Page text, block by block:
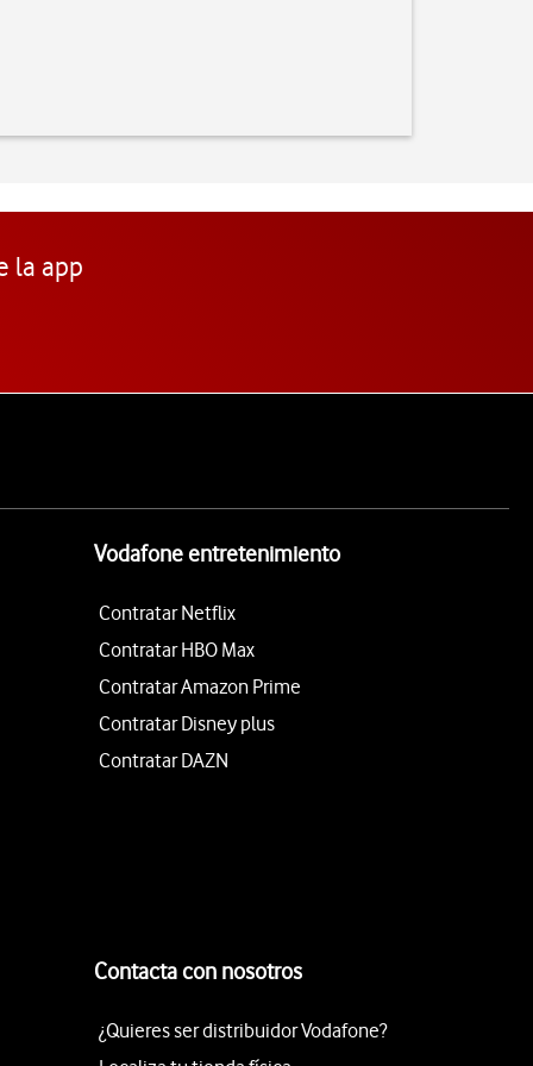
la app
Vodafone entretenimiento
Contratar Netflix
Contratar HBO Max
Contratar Amazon Prime
Contratar Disney plus
Contratar DAZN
Contacta con nosotros
¿Quieres ser distribuidor Vodafone?